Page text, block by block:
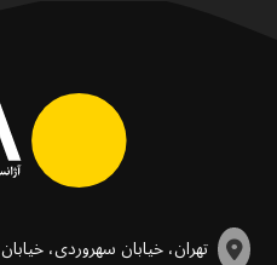
تهران، خیابان سهروردی،